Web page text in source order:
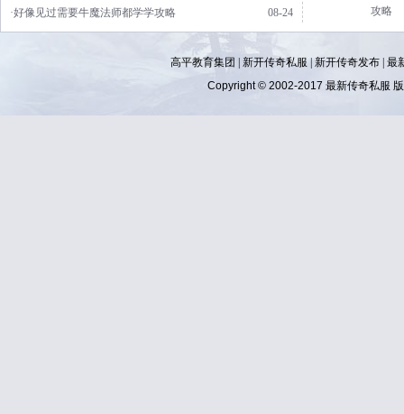
08-24
·好像见过需要牛魔法师都学学攻略
攻略
高平教育集团 | 新开传奇私服 新开传奇发布 最
Copyright © 2002-2017 最新传奇私服